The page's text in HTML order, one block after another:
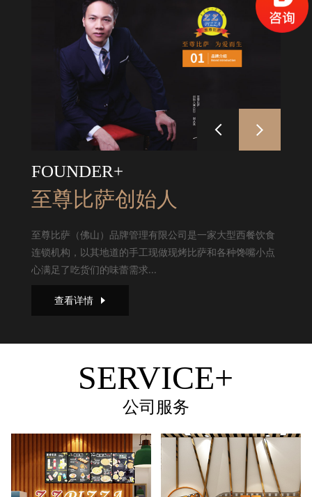
FOUNDER+
至尊比萨创始人
至尊比萨（佛山）品牌管理有限公司是一家大型西餐饮食
连锁机构，以其地道的手工现做现烤比萨和各种馋嘴小点
心满足了吃货们的味蕾需求...
查看详情
SERVICE+
公司服务